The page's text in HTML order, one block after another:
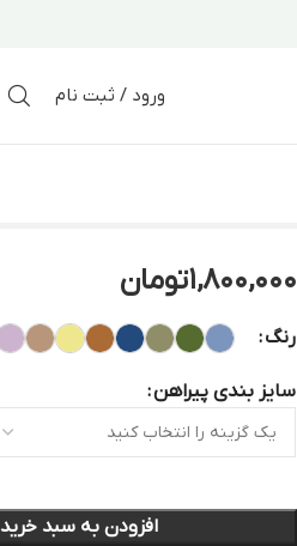
ورود / ثبت نام
1,800,000تومان
رنگ
سایز بندی پیراهن
افزودن به سبد خرید